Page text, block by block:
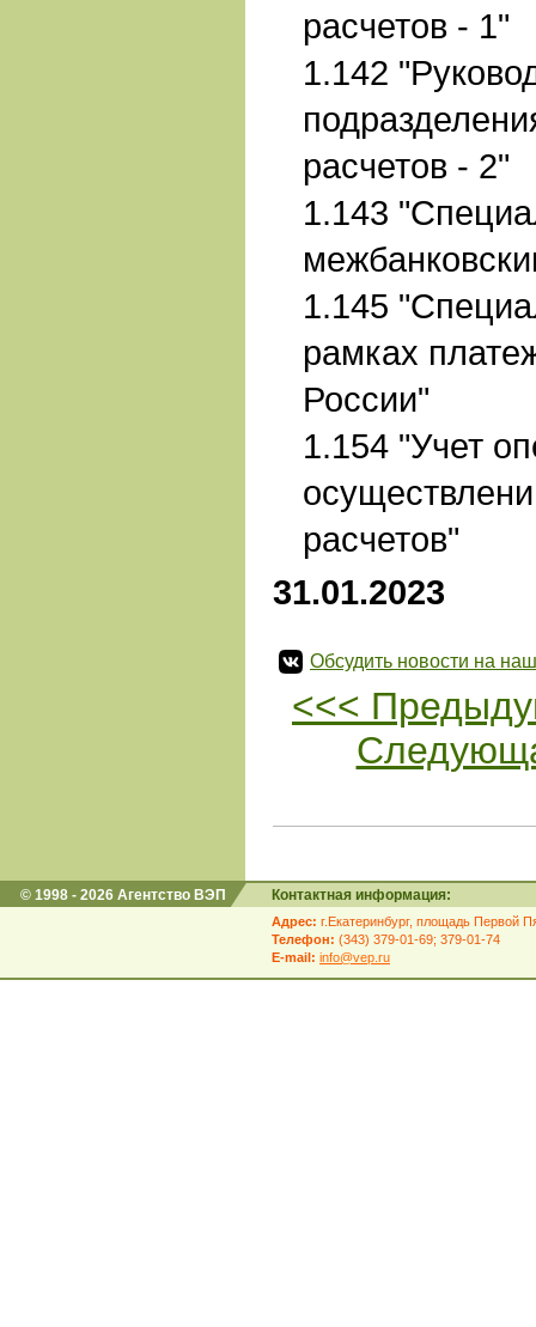
расчетов - 1"
1.142
расчетов - 2"
1.143
1.145
рамках
России"
1.154 "Учет
расчетов"
31.01.2023
Обсудить новости на
<<<
© 1998 - 2026 Агентство ВЭП Контактная информация:
Адрес: г.Екатеринбург, площадь Первой
Телефон: (343) 379-01-69; 379-01-74
E-mail: info@vep.ru